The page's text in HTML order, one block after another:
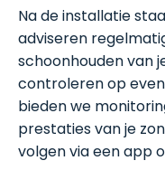
Na de installatie
adviseren
schoonhouden van
controleren op
bieden we
prestaties van je
volgen via een app